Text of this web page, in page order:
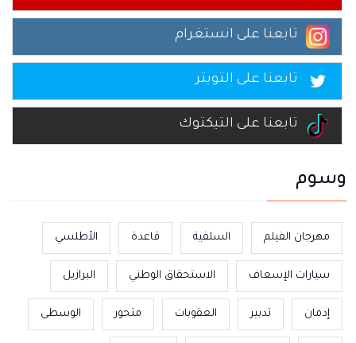
تابعنا على انستغرام
تابعنا على التويتر
تابعنا على التيكتوك
وسوم
مهرجان الفيلم السلفية قاعدة الأطلسي
سيارات الإسعاف الاستحقاق الوطني البرازيل
إدمان تدبير العقوبات متحور الوسطى